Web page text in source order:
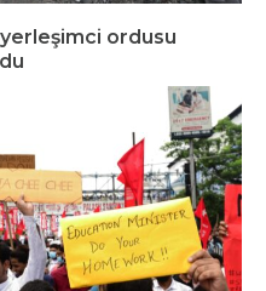
yerleşimci ordusu